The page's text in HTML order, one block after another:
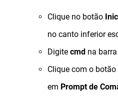
Clique no botão
no canto inferior
Digite cmd na
Clique com o
em Prompt de